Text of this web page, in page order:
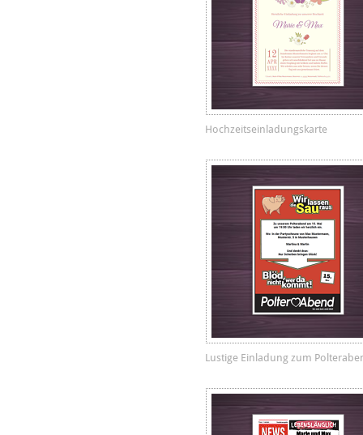
Hochzeitseinladungskarte
Lustige Einladung zum